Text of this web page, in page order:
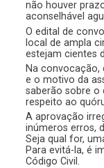
não houver
aconselhável
O edital de
local de ampla
estejam cientes
Na
e o motivo da
saberão sobre o
respeito ao
A aprovação
inúmeros erros,
Seja qual for,
Para evitá-la, é
Código Civil.